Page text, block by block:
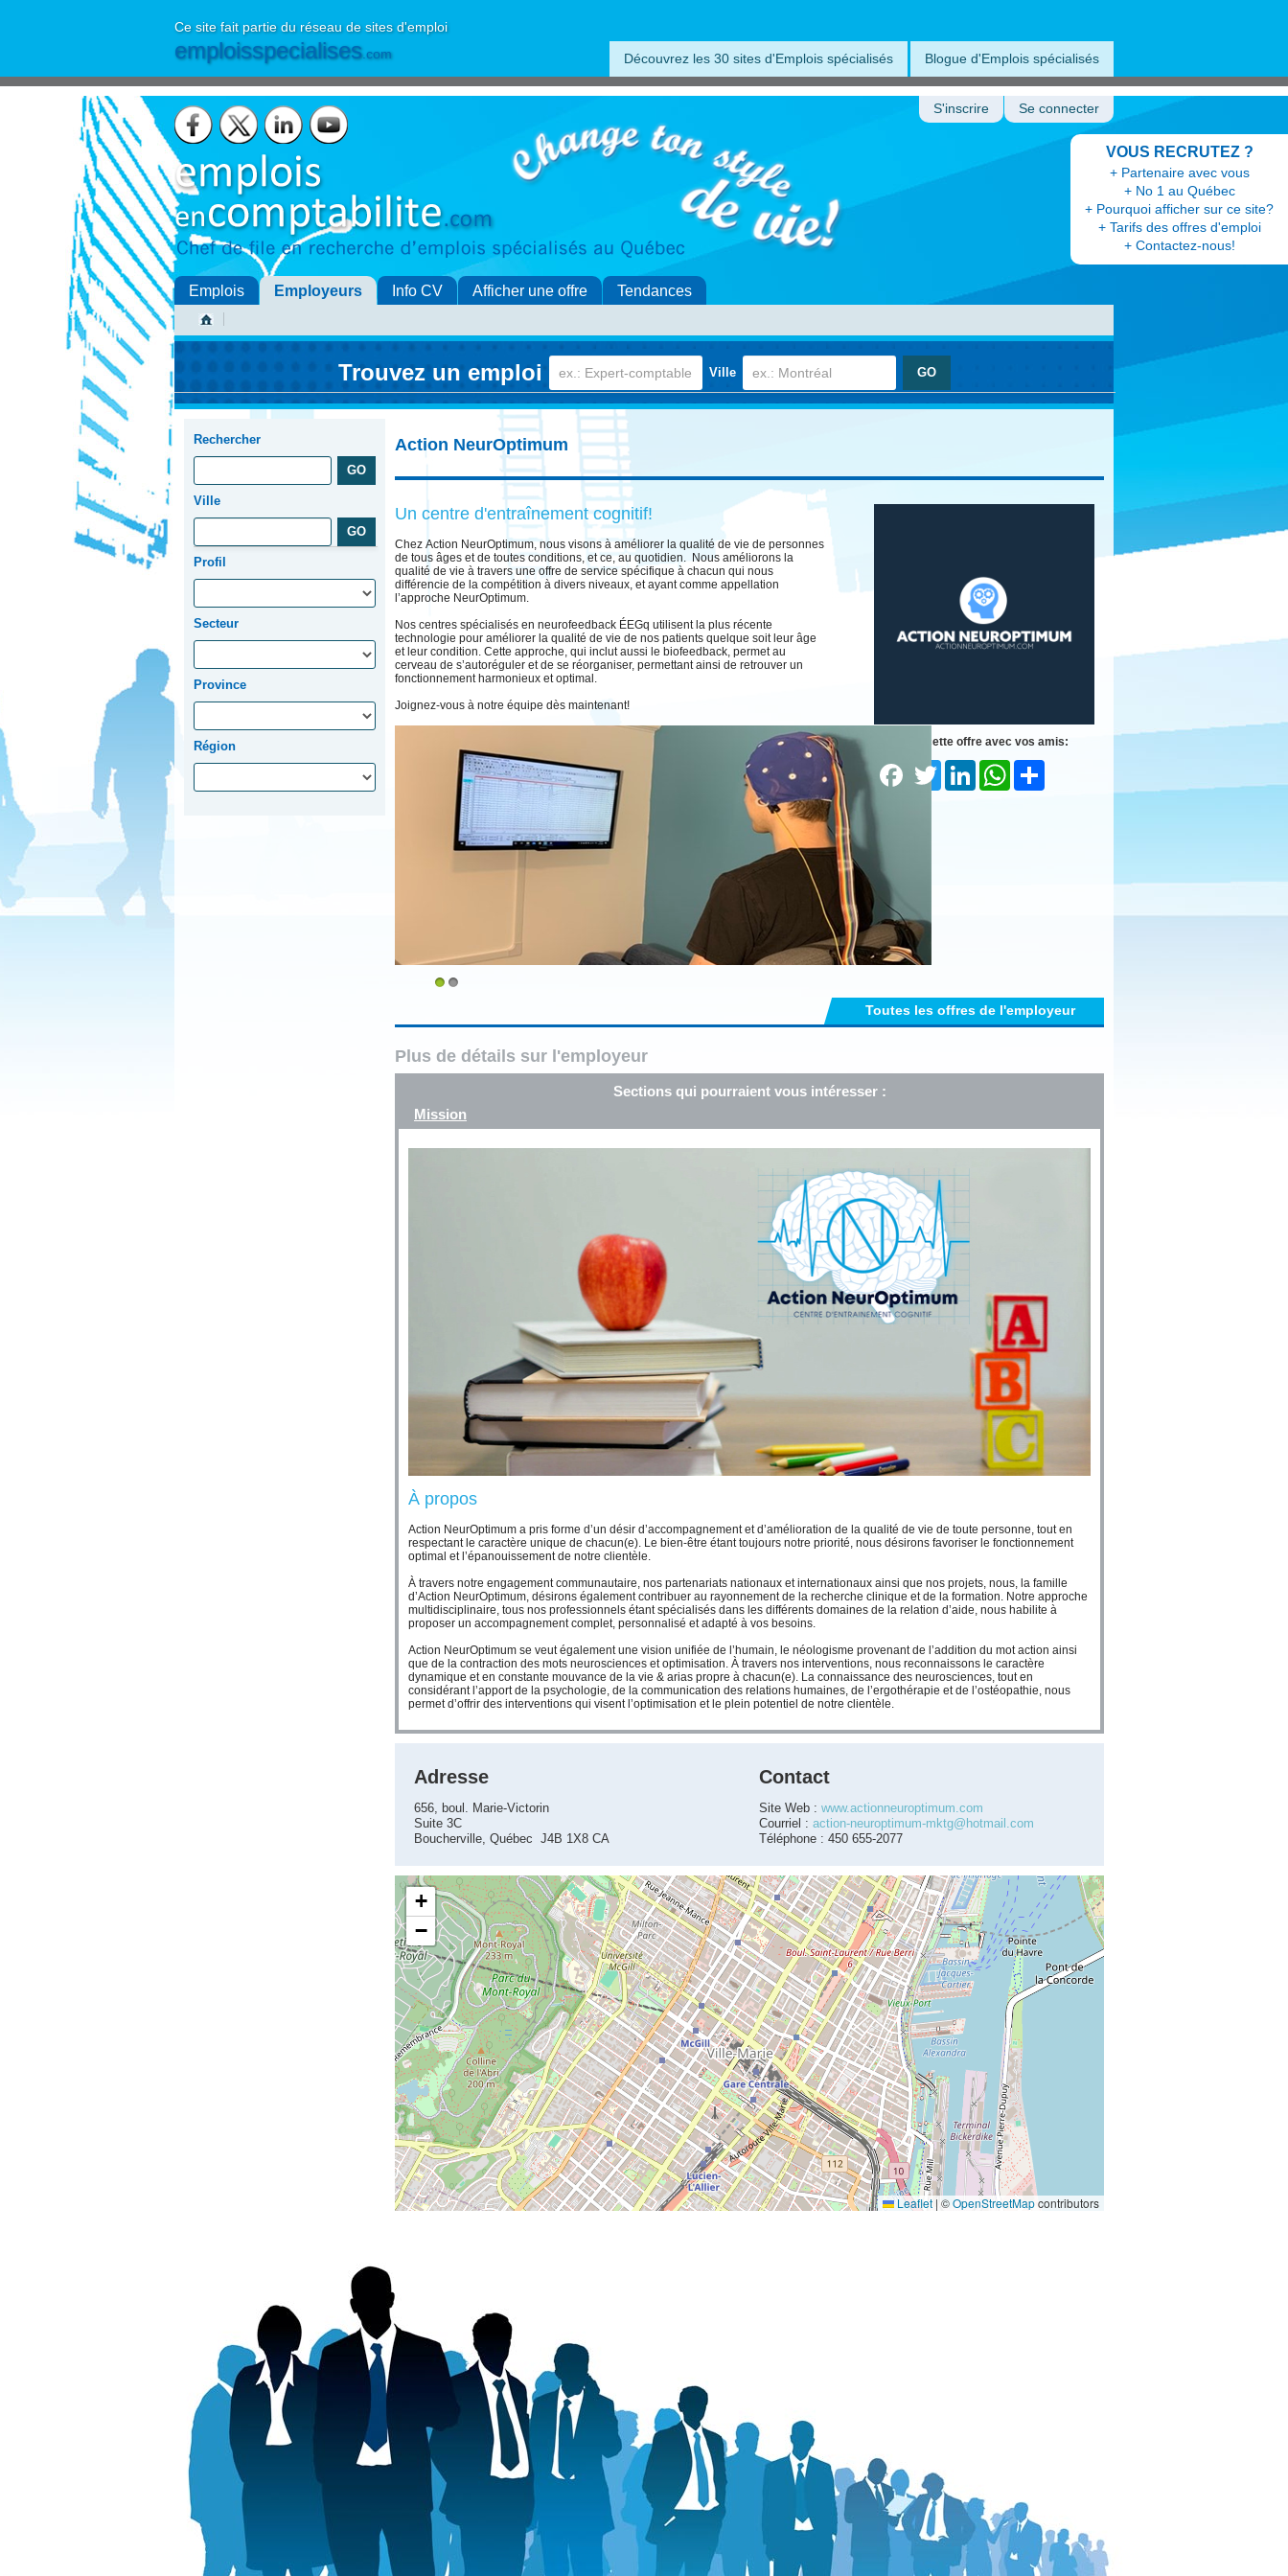
Ce site fait partie du réseau de sites d'emploi
emploisspecialises.com Découvrez les 30 sites d'Emplois spécialisés Blogue d'Emplois spécialisés
VOUS RECRUTEZ ?
+ Partenaire avec vous
+ No 1 au Québec
+ Pourquoi afficher sur ce site?
+ Tarifs des offres d'emploi
+ Contactez-nous!
S'inscrire Se connecter
Emplois Employeurs Info CV Afficher une offre Tendances
Trouvez un emploi Ville
Rechercher
Ville
Profil
Secteur
Province
Région
Action NeurOptimum
Un centre d'entraînement cognitif!
Chez Action NeurOptimum, nous visons à améliorer la qualité de vie de personnes
de tous âges et de toutes conditions, et ce, au quotidien. Nous améliorons la
qualité de vie à travers une offre de service spécifique à chacun qui nous
différencie de la compétition à divers niveaux, et ayant comme appellation
l’approche NeurOptimum.
Nos centres spécialisés en neurofeedback ÉEGq utilisent la plus récente
technologie pour améliorer la qualité de vie de nos patients quelque soit leur âge
et leur condition. Cette approche, qui inclut aussi le biofeedback, permet au
cerveau de s’autoréguler et de se réorganiser, permettant ainsi de retrouver un
fonctionnement harmonieux et optimal.
Joignez-vous à notre équipe dès maintenant!
Partagez cette offre avec vos amis:
FacebookTwitter LinkedIn WhatsApp
Toutes les offres de l'employeur
Plus de détails sur l'employeur
Sections qui pourraient vous intéresser :
Mission
À propos
Action NeurOptimum a pris forme d’un désir d’accompagnement et d’amélioration de la qualité de vie de toute personne, tout en
respectant le caractère unique de chacun(e). Le bien-être étant toujours notre priorité, nous désirons favoriser le fonctionnement
optimal et l’épanouissement de notre clientèle.
À travers notre engagement communautaire, nos partenariats nationaux et internationaux ainsi que nos projets, nous, la famille
d’Action NeurOptimum, désirons également contribuer au rayonnement de la recherche clinique et de la formation. Notre approche
multidisciplinaire, tous nos professionnels étant spécialisés dans les différents domaines de la relation d’aide, nous habilite à
proposer un accompagnement complet, personnalisé et adapté à vos besoins.
Action NeurOptimum se veut également une vision unifiée de l’humain, le néologisme provenant de l’addition du mot action ainsi
que de la contraction des mots neurosciences et optimisation. À travers nos interventions, nous reconnaissons le caractère
dynamique et en constante mouvance de la vie & arias propre à chacun(e). La connaissance des neurosciences, tout en
considérant l’apport de la psychologie, de la communication des relations humaines, de l’ergothérapie et de l’ostéopathie, nous
permet d’offrir des interventions qui visent l’optimisation et le plein potentiel de notre clientèle.
Adresse
656, boul. Marie-Victorin
Suite 3C
Boucherville, Québec J4B 1X8 CA
Contact
Site Web : www.actionneuroptimum.com
Courriel : action-neuroptimum-mktg@hotmail.com
Téléphone : 450 655-2077
+
−
Leaflet | ©OpenStreetMapcontributors